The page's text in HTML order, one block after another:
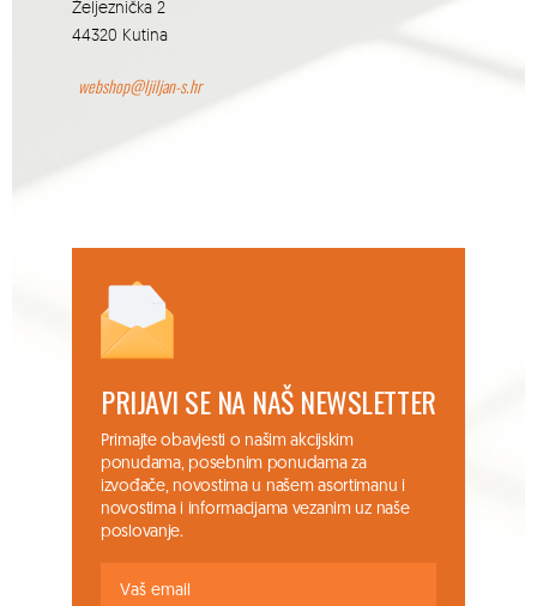
Željeznička 2
44320 Kutina
webshop@ljiljan-s.hr
PRIJAVI SE NA NAŠ NEWSLETTER
Primajte obavjesti o našim akcijskim
ponudama, posebnim ponudama za
izvođače, novostima u našem asortimanu i
novostima i informacijama vezanim uz naše
poslovanje.